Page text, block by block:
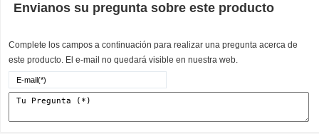
Envianos su pregunta sobre este producto
Complete los campos a continuación para realizar una pregunta acerca de
este producto. El e-mail no quedará visible en nuestra web.